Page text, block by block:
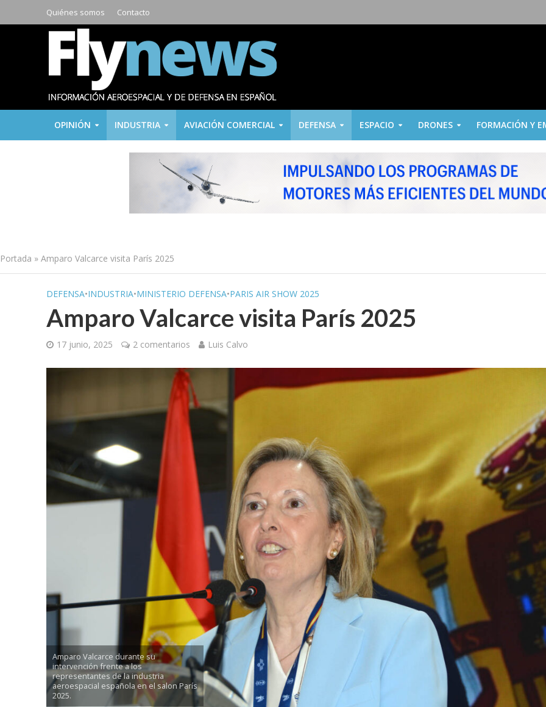
Quiénes somos Contacto
OPINIÓN INDUSTRIA AVIACIÓN COMERCIAL DEFENSA ESPACIO DRONES FORMACIÓN Y
Portada » Amparo Valcarce visita París 2025
DEFENSA•INDUSTRIA•MINISTERIO DEFENSA•PARIS AIR SHOW 2025
Amparo Valcarce visita París 2025
17 junio, 2025 2 comentarios Luis Calvo
Amparo Valcarce durante su
intervención frente a los
representantes de la industria
aeroespacial española en el salon París
2025.